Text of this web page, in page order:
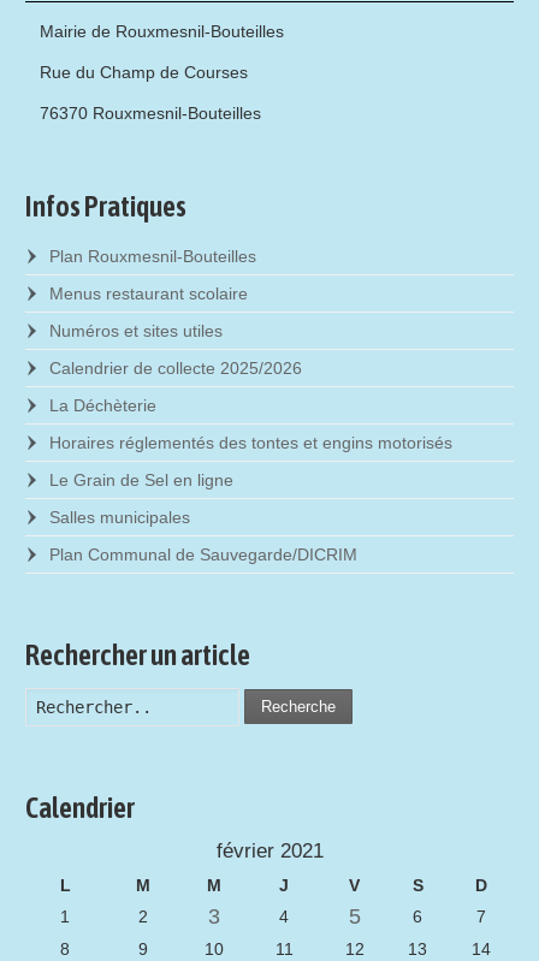
Mairie de Rouxmesnil-Bouteilles
Rue du Champ de Courses
76370 Rouxmesnil-Bouteilles
Infos Pratiques
Plan Rouxmesnil-Bouteilles
Menus restaurant scolaire
Numéros et sites utiles
Calendrier de collecte 2025/2026
La Déchèterie
Horaires réglementés des tontes et engins motorisés
Le Grain de Sel en ligne
Salles municipales
Plan Communal de Sauvegarde/DICRIM
Rechercher un article
Recherche
Calendrier
février 2021
L M M J V S
D
1
2 3 4 5 6
7
8
9 10 11 12 13 14